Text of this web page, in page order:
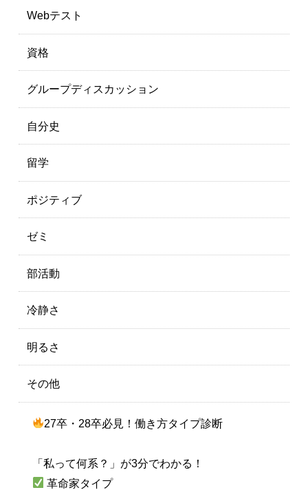
Webテスト
資格
グループディスカッション
自分史
留学
ポジティブ
ゼミ
部活動
冷静さ
明るさ
その他
27卒・28卒必見！働き方タイプ診断
「私って何系？」が3分でわかる！
革命家タイプ